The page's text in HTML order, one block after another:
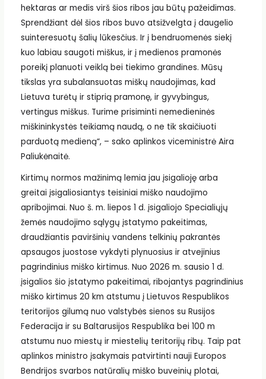
hektaras ar medis virš šios ribos jau būtų pažeidimas.
Sprendžiant dėl šios ribos buvo atsižvelgta į daugelio
suinteresuotų šalių lūkesčius. Ir į bendruomenės siekį
kuo labiau saugoti miškus, ir į medienos pramonės
poreikį planuoti veiklą bei tiekimo grandines. Mūsų
tikslas yra subalansuotas miškų naudojimas, kad
Lietuva turėtų ir stiprią pramonę, ir gyvybingus,
vertingus miškus. Turime prisiminti nemedieninės
miškininkystės teikiamą naudą, o ne tik skaičiuoti
parduotą medieną“, – sako aplinkos viceministrė Aira
Paliukėnaitė.
Kirtimų normos mažinimą lemia jau įsigalioję arba
greitai įsigaliosiantys teisiniai miško naudojimo
apribojimai. Nuo š. m. liepos 1 d. įsigaliojo Specialiųjų
žemės naudojimo sąlygų įstatymo pakeitimas,
draudžiantis paviršinių vandens telkinių pakrantės
apsaugos juostose vykdyti plynuosius ir atvejinius
pagrindinius miško kirtimus. Nuo 2026 m. sausio 1 d.
įsigalios šio įstatymo pakeitimai, ribojantys pagrindinius
miško kirtimus 20 km atstumu į Lietuvos Respublikos
teritorijos gilumą nuo valstybės sienos su Rusijos
Federacija ir su Baltarusijos Respublika bei 100 m
atstumu nuo miestų ir miestelių teritorijų ribų. Taip pat
aplinkos ministro įsakymais patvirtinti nauji Europos
Bendrijos svarbos natūralių miško buveinių plotai,